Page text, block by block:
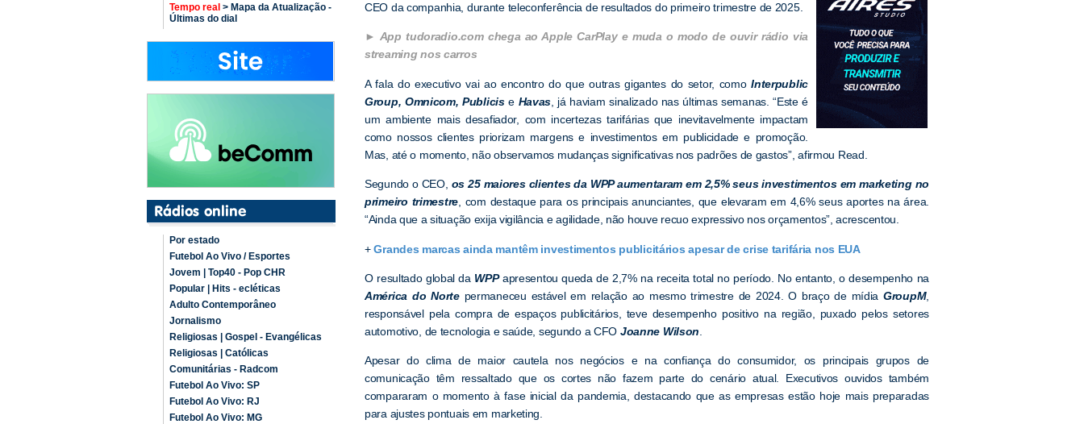
Tempo real > Mapa da Atualização -
Últimas do dial
Por estado
Futebol Ao Vivo / Esportes
Jovem | Top40 - Pop CHR
Popular | Hits - ecléticas
Adulto Contemporâneo
Jornalismo
Religiosas | Gospel - Evangélicas
Religiosas | Católicas
Comunitárias - Radcom
Futebol Ao Vivo: SP
Futebol Ao Vivo: RJ
Futebol Ao Vivo: MG
CEO da companhia, durante teleconferência de resultados do primeiro trimestre de 2025.
App tudoradio.com chega ao Apple CarPlay e muda o modo de ouvir rádio via
streaming nos carros
A fala do executivo vai ao encontro do que outras gigantes do setor, comoInterpublic
Group, Omnicom, Publicise Havas , já haviam sinalizado nas últimas semanas. “Este é
um ambiente mais desafiador, com incertezas tarifárias que inevitavelmente impactam
como nossos clientes priorizam margens e investimentos em publicidade e promoção.
Mas, até o momento, não observamos mudanças significativas nos padrões de gastos”, afirmou Read.
Segundo o CEO, os 25 maiores clientes da WPP aumentaram em 2,5% seus investimentos em marketing no
primeiro trimestre , com destaque para os principais anunciantes, que elevaram em 4,6% seus aportes na área.
“Ainda que a situação exija vigilância e agilidade, não houve recuo expressivo nos orçamentos”, acrescentou.
+Grandes marcas ainda mantêm investimentos publicitários apesar de crise tarifária nos EUA
O resultado global da WPPapresentou queda de 2,7% na receita total no período. No entanto, o desempenho na
América do Nortepermaneceu estável em relação ao mesmo trimestre de 2024. O braço de mídia GroupM,
responsável pela compra de espaços publicitários, teve desempenho positivo na região, puxado pelos setores
automotivo, de tecnologia e saúde, segundo a CFO Joanne Wilson
Apesar do clima de maior cautela nos negócios e na confiança do consumidor, os principais grupos de
comunicação têm ressaltado que os cortes não fazem parte do cenário atual. Executivos ouvidos também
compararam o momento à fase inicial da pandemia, destacando que as empresas estão hoje mais preparadas
para ajustes pontuais em marketing.